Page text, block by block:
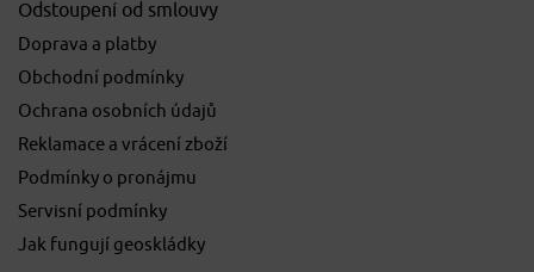
Odstoupení od smlouvy
Doprava a platby
Obchodní podmínky
Ochrana osobních údajů
Reklamace a vrácení zboží
Podmínky o pronájmu
Servisní podmínky
Jak fungují geoskládky